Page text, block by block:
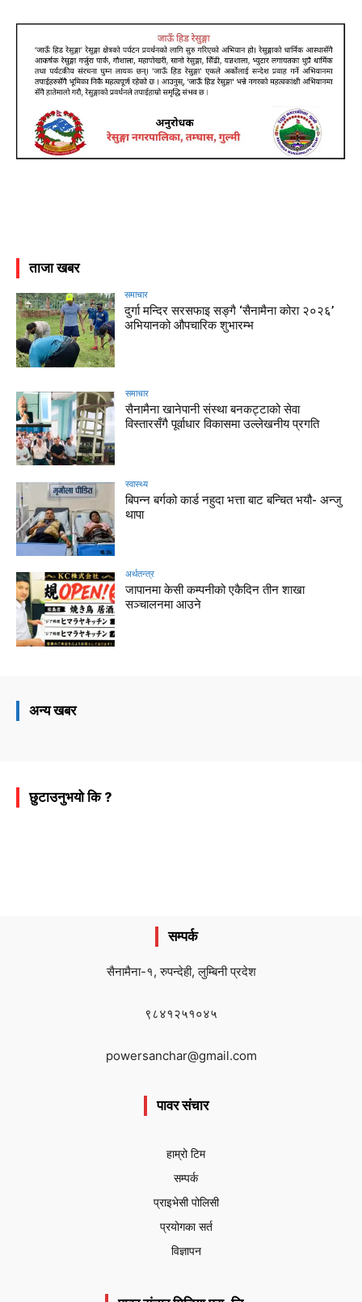
ताजा खबर
समाचार
दुर्गा मन्दिर सरसफाइ सङ्गै ‘सैनामैना कोरा २०२६’
अभियानको औपचारिक शुभारम्भ
समाचार
सैनामैना खानेपानी संस्था बनकट्टाको सेवा
विस्तारसँगै पूर्वाधार विकासमा उल्लेखनीय प्रगति
स्वास्थ्य
बिपन्न बर्गको कार्ड नहुदा भत्ता बाट बन्चित भयौ- अन्जु
थापा
अर्थतन्त्र
जापानमा केसी कम्पनीको एकैदिन तीन शाखा
सञ्चालनमा आउने
अन्य खबर
छुटाउनुभयो कि ?
सम्पर्क
सैनामैना-१, रुपन्देही, लुम्बिनी प्रदेश
९८४१२५१०४५
powersanchar@gmail.com
पावर संचार
हाम्रो टिम
सम्पर्क
प्राइभेसी पोलिसी
प्रयोगका सर्त
विज्ञापन